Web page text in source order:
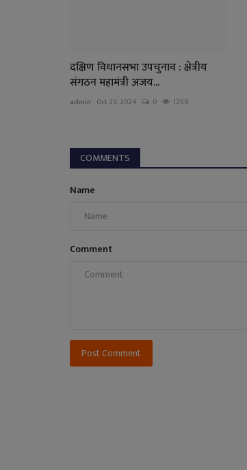
दक्षिण विधानसभा उपचुनाव : क्षेत्रीय
संगठन महामंत्री अजय...
admin Oct 23, 2024 0 1259
COMMENTS
Name
Comment
Post Comment